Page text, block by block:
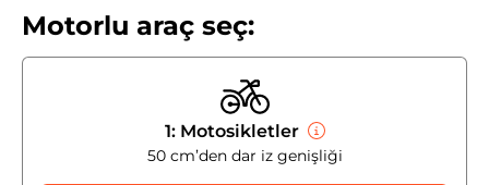
Motorlu araç seç:
1: Motosikletler
50 cm’den dar iz genişliği